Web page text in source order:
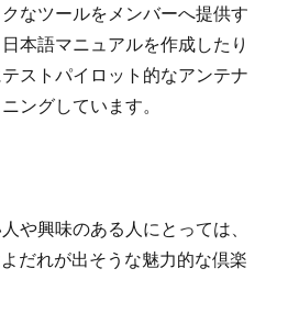
なツールをメンバーへ提供す
本語マニュアルを作成したり
ストパイロット的なアンテナ
ングしています。
や興味のある人にとっては、
だれが出そうな魅力的な倶楽